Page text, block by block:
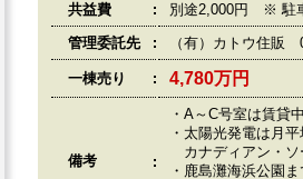
共益費
別途2,000円 ※ 駐
管理委託先
（有）カトウ住販
一棟売り 4,780万円
備考
・A～C号室は賃貸
・太陽光発電は月
カナディアン・ソ
・鹿島灘海浜公園